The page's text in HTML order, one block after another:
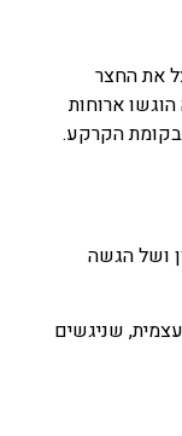
את החצר
ארוחות
הקרקע.
ושל הגשה
שניגשים